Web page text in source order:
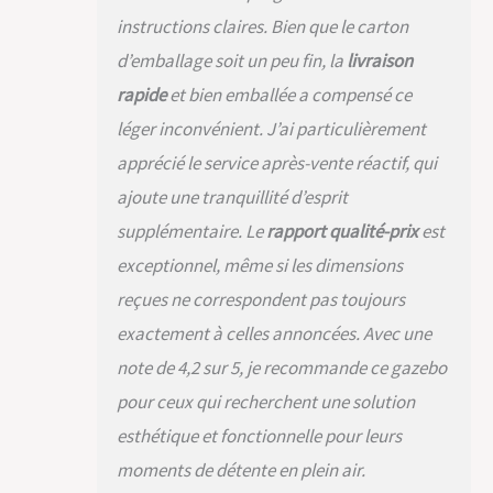
protège
les UV et les
éclaboussures.
【Montage facile】
Des instructions
claires permettent
un assemblage
simple et rapide.
【Garantie】 Ce
pavillon élégant et
toutes les
décorations
Utilisable en espaces
commerciaux et
de 2 ans. Pour toute
question, contactez-
instructions claires. Bien que le carton
d’emballage soit un peu fin, lalivraison
rapideet bien emballée a compensé ce
léger inconvénient. J’ai particulièrement
apprécié le service après-vente réactif, qui
ajoute une tranquillité d’esprit
supplémentaire. Lerapport qualité-prixest
exceptionnel, même si les dimensions
reçues ne correspondent pas toujours
exactement à celles annoncées. Avec une
note de 4,2 sur 5, je recommande ce gazebo
pour ceux qui recherchent une solution
esthétique et fonctionnelle pour leurs
moments de détente en plein air.